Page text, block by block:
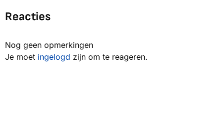
Reacties
Nog geen opmerkingen
Je moet ingelogd zijn om te reageren.